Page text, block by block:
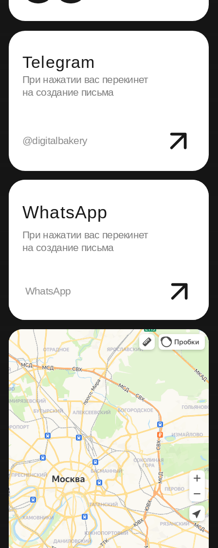
+7 (903) 650-99-23
Написать в телеграмм
info@digitalbakery.ru
© 2025, Digital Bakery